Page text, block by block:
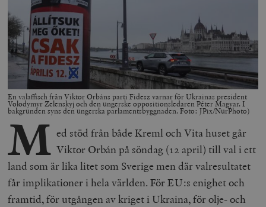
En valaffisch från Viktor Orbáns parti Fidesz varnar för Ukrainas president
Volodymyr Zelenskyj och den ungerske oppositionsledaren Péter Magyar. I
bakgrunden syns den ungerska parlamentsbyggnaden. Foto: JPix/NurPhoto)
M ed stöd från både Kreml och Vita huset går
Viktor Orbán på söndag (12 april) till val i ett
land som är lika litet som Sverige men där valresultatet
får implikationer i hela världen. För EU:s enighet och
framtid, för utgången av kriget i Ukraina, för olje- och